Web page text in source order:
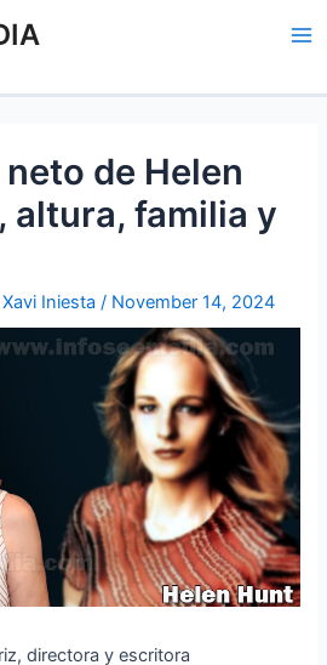
de Helen
altura, familia y
Xavi Iniesta/ November 14, 2024
directora y escritora